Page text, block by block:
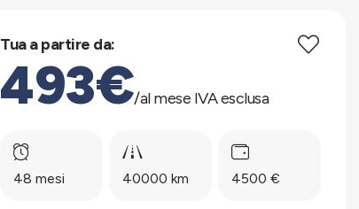
Tua a partire da:
493€/al mese IVA esclusa
48 mesi 40000 km 4500 €